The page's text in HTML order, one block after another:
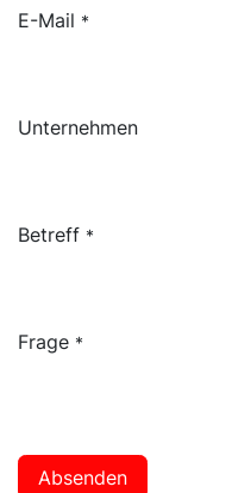
E-Mail *
Unternehmen
Betreff *
Frage *
Absenden